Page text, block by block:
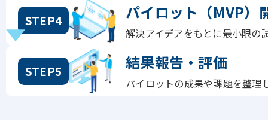
STEP4 パイロット（MVP）
解決アイデアをもとに最小限の
STEP5 結果報告・評価
パイロットの成果や課題を整理